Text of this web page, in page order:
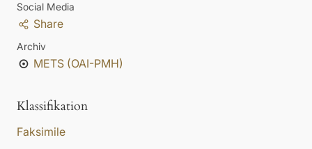
Social Media
Share
Archiv
METS (OAI-PMH)
Klassifikation
Faksimile